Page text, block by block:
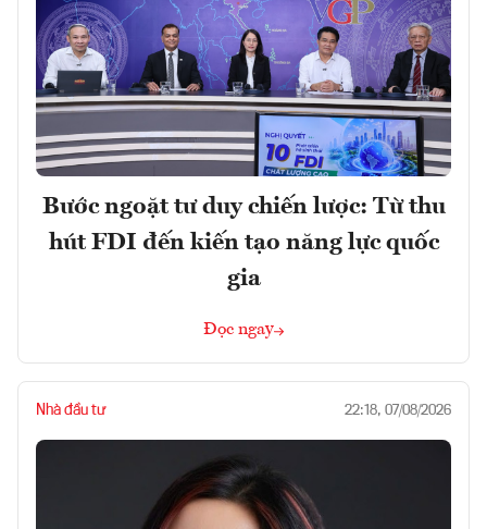
Bước ngoặt tư duy chiến lược: Từ thu
hút FDI đến kiến tạo năng lực quốc
gia
Đọc ngay
Nhà đầu tư 22:18, 07/08/2026